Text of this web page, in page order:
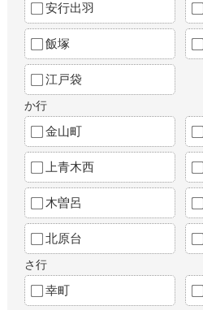
安行出羽
飯塚
江戸袋
か行
金山町
上青木西
木曽呂
北原台
さ行
幸町